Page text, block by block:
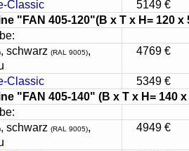
Classic
5149 €
"FAN 405-120"(B x T x H= 120 x
, schwarz (RAL 9005),
4769 €
Classic
5349 €
"FAN 405-140" (B x T x H= 140
, schwarz (RAL 9005),
4949 €